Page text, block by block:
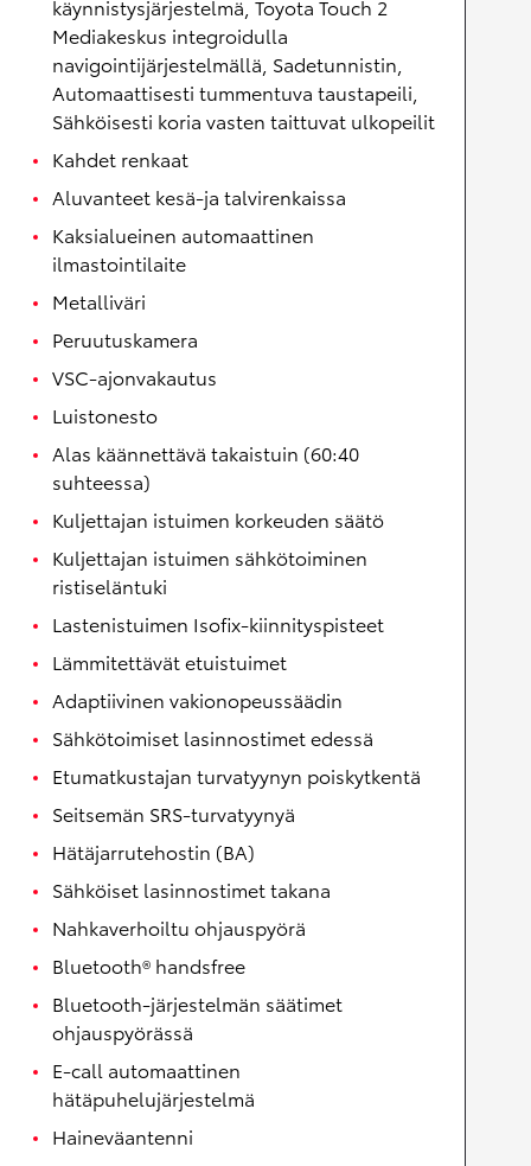
käynnistysjärjestelmä, Toyota Touch 2
Mediakeskus integroidulla
navigointijärjestelmällä, Sadetunnistin,
Automaattisesti tummentuva taustapeili,
Sähköisesti koria vasten taittuvat ulkopeilit
Kahdet renkaat
Aluvanteet kesä-ja talvirenkaissa
Kaksialueinen automaattinen
ilmastointilaite
Metalliväri
Peruutuskamera
VSC-ajonvakautus
Luistonesto
Alas käännettävä takaistuin (60:40
suhteessa)
Kuljettajan istuimen korkeuden säätö
Kuljettajan istuimen sähkötoiminen
ristiseläntuki
Lastenistuimen Isofix-kiinnityspisteet
Lämmitettävät etuistuimet
Adaptiivinen vakionopeussäädin
Sähkötoimiset lasinnostimet edessä
Etumatkustajan turvatyynyn poiskytkentä
Seitsemän SRS-turvatyynyä
Hätäjarrutehostin (BA)
Sähköiset lasinnostimet takana
Nahkaverhoiltu ohjauspyörä
Bluetooth® handsfree
Bluetooth-järjestelmän säätimet
ohjauspyörässä
E-call automaattinen
hätäpuhelujärjestelmä
Haineväantenni